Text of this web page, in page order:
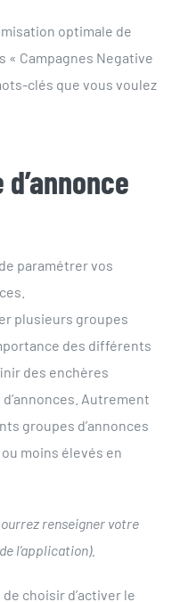
optimale de
« Campagnes Negative
clés que vous voulez
paramétrer vos
plusieurs groupes
des différents
des enchères
Autrement
groupes d’annonces
moins élevés en
renseigner votre
l’application).
choisir d’activer le